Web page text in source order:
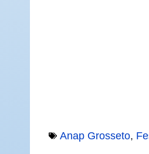
Anap Grosseto,